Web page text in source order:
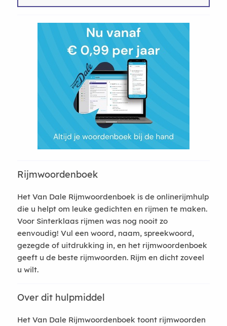
Rijmwoordenboek
Het Van Dale Rijmwoordenboek is de onlinerijmhulp
die u helpt om leuke gedichten en rijmen te maken.
Voor Sinterklaas rijmen was nog nooit zo
eenvoudig! Vul een woord, naam, spreekwoord,
gezegde of uitdrukking in, en het rijmwoordenboek
geeft u de beste rijmwoorden. Rijm en dicht zoveel
u wilt.
Over dit hulpmiddel
Het Van Dale Rijmwoordenboek toont rijmwoorden